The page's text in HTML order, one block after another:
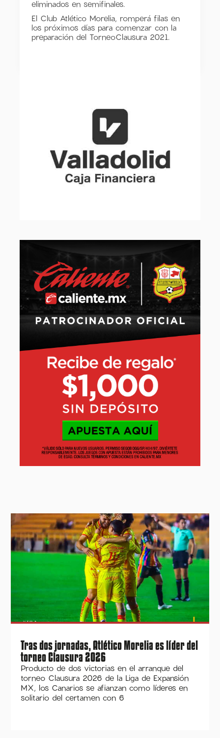
eliminados en semifinales.
El Club Atlético Morelia, romperá filas en
los próximos días para comenzar con la
preparación del TorneoClausura 2021.
Tras dos jornadas, Atlético Morelia es líder del
torneo Clausura 2026
Producto de dos victorias en el arranque del
torneo Clausura 2026 de la Liga de Expansión
MX, los Canarios se afianzan como líderes en
solitario del certamen con 6